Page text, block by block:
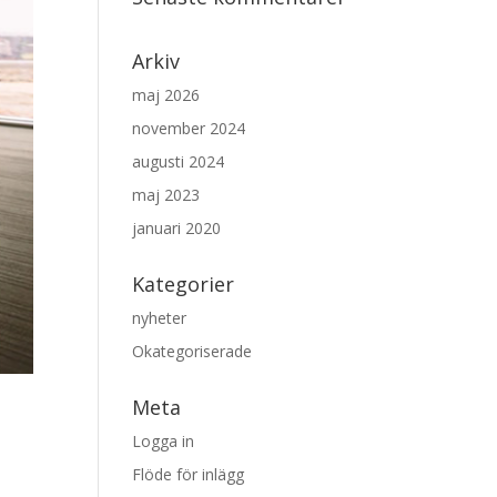
Arkiv
maj 2026
november 2024
augusti 2024
maj 2023
januari 2020
Kategorier
nyheter
Okategoriserade
Meta
Logga in
Flöde för inlägg